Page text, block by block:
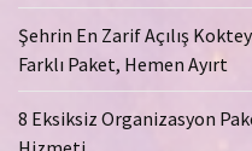
Şehrin En Zarif Açılış
Farklı Paket, Hemen Ayırt
8 Eksiksiz Organizasyon